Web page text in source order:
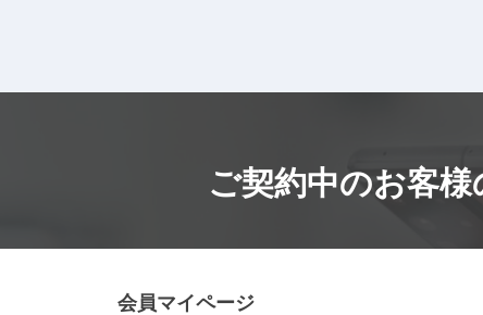
ご契約中のお客
会員マイページ